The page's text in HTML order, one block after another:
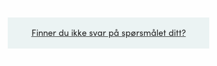
Finner du ikke svar på spørsmålet ditt?